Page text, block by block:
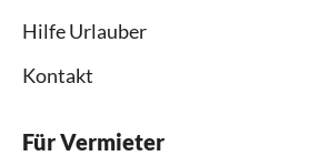
Hilfe Urlauber
Kontakt
Für Vermieter